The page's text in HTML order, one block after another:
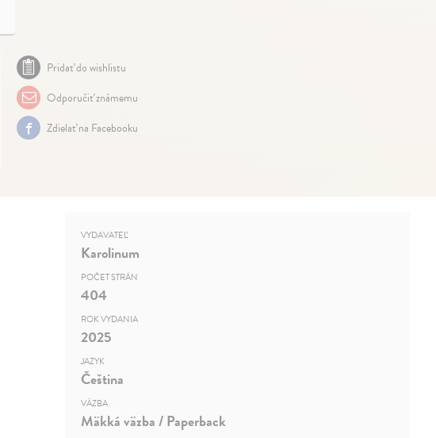
Pridať do wishlistu
Odporučiť známemu
Zdielať na Facebooku
VYDAVATEĽ
Karolinum
POČET STRÁN
404
ROK VYDANIA
2025
JAZYK
Čeština
VÄZBA
Mäkká väzba / Paperback